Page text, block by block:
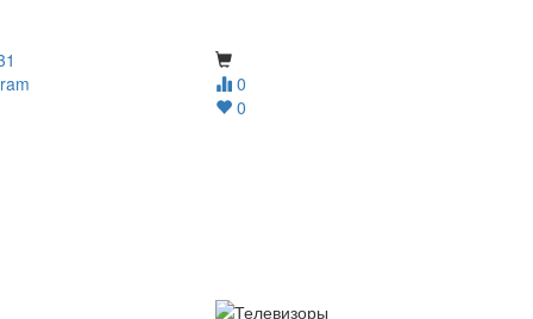
0
0